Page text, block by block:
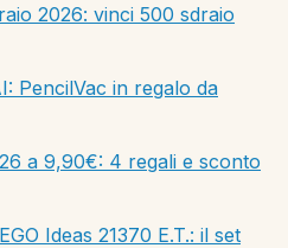
2026: vinci 500 sdraio
PencilVac in regalo da
a 9,90€: 4 regali e sconto
Ideas 21370 E.T.: il set